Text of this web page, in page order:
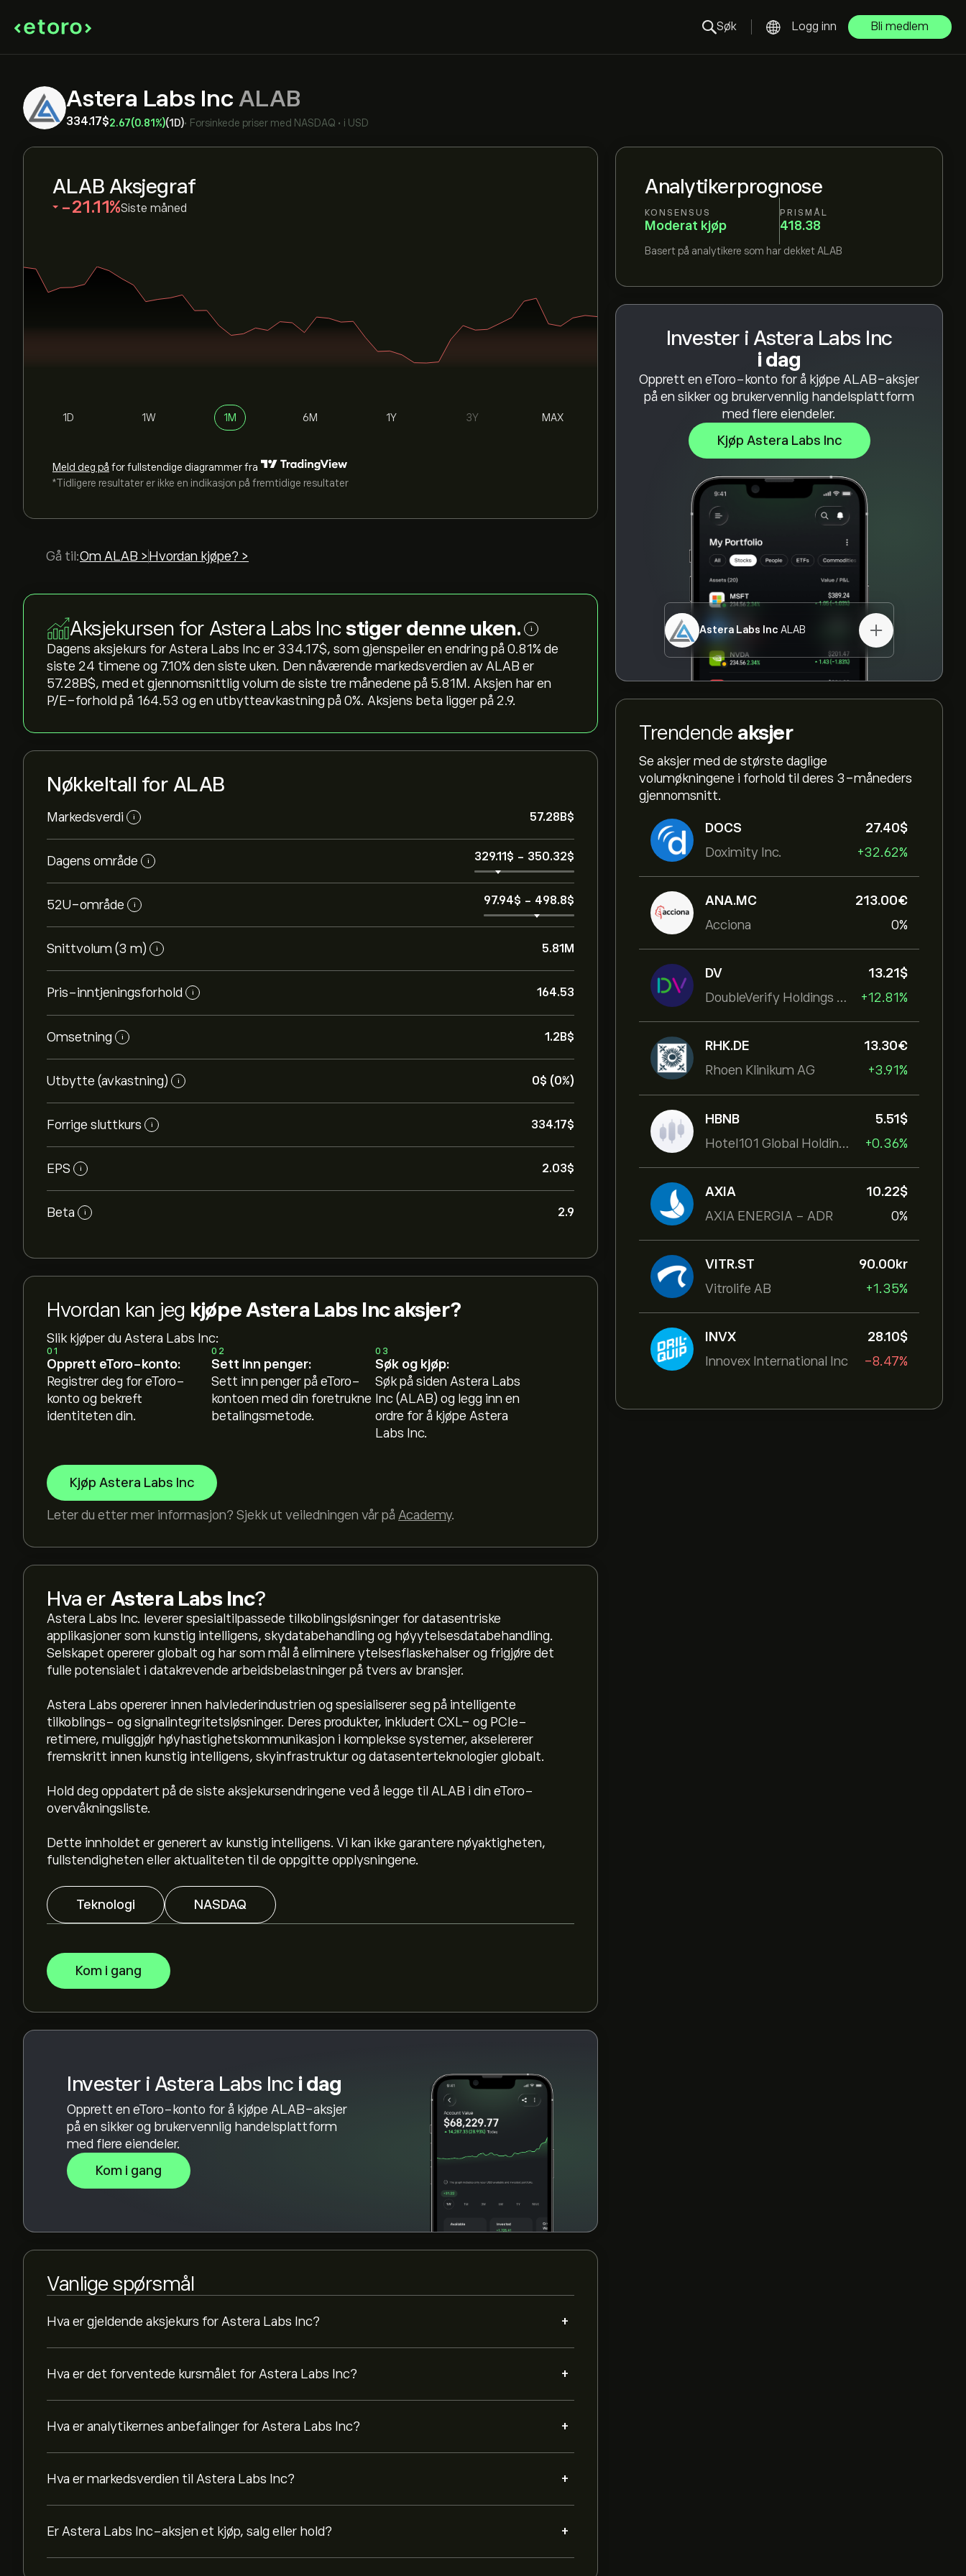
Søk Logg inn Bli medlem
Astera Labs Inc ALAB
334.17‎$‎2.67(0.81%)(1D)• Forsinkede priser med NASDAQ • i USD
Analytikerprognose
KONSENSUS
Moderat kjøp
PRISMÅL
418.38
Basert på analytikere som har dekket ALAB
Invester i Astera Labs Inc
i dag
Opprett en eToro-konto for å kjøpe ALAB-aksjer
på en sikker og brukervennlig handelsplattform
med flere eiendeler.
Kjøp Astera Labs Inc
Astera Labs Inc ALAB
Trendende aksjer
Se aksjer med de største daglige
volumøkningene i forhold til deres 3-måneders
gjennomsnitt.
DOCS
Doximity Inc.
27.40‎$‎
+32.62%
ANA.MC
Acciona
213.00‎€‎
0%
DV
DoubleVerify Holdings Inc
13.21‎$‎
+12.81%
RHK.DE
Rhoen Klinikum AG
13.30‎€‎
+3.91%
HBNB
Hotel101 Global Holdings Corp
5.51‎$‎
+0.36%
AXIA
AXIA ENERGIA - ADR
10.22‎$‎
0%
VITR.ST
Vitrolife AB
90.00‎kr‎
+1.35%
INVX
Innovex International Inc
28.10‎$‎
-8.47%
ALAB Aksjegraf
‎-21.11‎ Siste måned
1D 1W 1M 6M 1Y 3Y MAX
Meld deg på for fullstendige diagrammer fra
*Tidligere resultater er ikke en indikasjon på fremtidige resultater
Gå til:Om ALAB > Hvordan kjøpe? >
Aksjekursen for Astera Labs Incstiger denne uken. i
Dagens aksjekurs for Astera Labs Inc er 334.17‎$‎, som gjenspeiler en endring på ‎0.81‎% de
siste 24 timene og ‎7.10‎% den siste uken. Den nåværende markedsverdien av ALAB er
57.28B‎$‎, med et gjennomsnittlig volum de siste tre månedene på 5.81M. Aksjen har en
P/E-forhold på 164.53 og en utbytteavkastning på 0%. Aksjens beta ligger på 2.9.
Nøkkeltall for ALAB
Markedsverdi i 57.28B‎$‎
Dagens område i 329.11‎$‎ - 350.32‎$‎
52U-område i 97.94‎$‎ - 498.8‎$‎
Snittvolum (3 m) i 5.81M
Pris-inntjeningsforhold i 164.53
Omsetning i 1.2B‎$‎
Utbytte (avkastning) i 0‎$‎ (0%)
Forrige sluttkurs i 334.17‎$‎
EPS i 2.03‎$‎
Beta i 2.9
Hvordan kan jeg kjøpe Astera Labs Inc aksjer?
Slik kjøper du Astera Labs Inc:
01
Opprett eToro-konto:
Registrer deg for eToro-
konto og bekreft
identiteten din.
02
Sett inn penger:
Sett inn penger på eToro-
kontoen med din foretrukne
betalingsmetode.
03
Søk og kjøp:
Søk på siden Astera Labs
Inc (ALAB) og legg inn en
ordre for å kjøpe Astera
Labs Inc.
Kjøp Astera Labs Inc
Leter du etter mer informasjon? Sjekk ut veiledningen vår på Academy.
Hva er Astera Labs Inc?
Astera Labs Inc. leverer spesialtilpassede tilkoblingsløsninger for datasentriske
applikasjoner som kunstig intelligens, skydatabehandling og høyytelsesdatabehandling.
Selskapet opererer globalt og har som mål å eliminere ytelsesflaskehalser og frigjøre det
fulle potensialet i datakrevende arbeidsbelastninger på tvers av bransjer.
Astera Labs opererer innen halvlederindustrien og spesialiserer seg på intelligente
tilkoblings- og signalintegritetsløsninger. Deres produkter, inkludert CXL- og PCIe-
retimere, muliggjør høyhastighetskommunikasjon i komplekse systemer, akselererer
fremskritt innen kunstig intelligens, skyinfrastruktur og datasenterteknologier globalt.
Hold deg oppdatert på de siste aksjekursendringene ved å legge til ALAB i din eToro-
overvåkningsliste.
Dette innholdet er generert av kunstig intelligens. Vi kan ikke garantere nøyaktigheten,
fullstendigheten eller aktualiteten til de oppgitte opplysningene.
Teknologi NASDAQ
Kom i gang
Invester i Astera Labs Inc i dag
Opprett en eToro-konto for å kjøpe ALAB-aksjer
på en sikker og brukervennlig handelsplattform
med flere eiendeler.
Kom i gang
Vanlige spørsmål
Hva er gjeldende aksjekurs for Astera Labs Inc? +
Den nåværende prisen på ALAB er 334.17‎$‎.
Hva er det forventede kursmålet for Astera Labs Inc? +
Det gjennomsnittlige kursmålet for Astera Labs Inc er 334.17‎$‎.
Hva er analytikernes anbefalinger for Astera Labs Inc? +
Analytikere gir forventninger for Astera Labs Inc basert på markedstrender, finansielle
prisbevegelser.
Hva er markedsverdien til Astera Labs Inc? +
Markedsverdien til Astera Labs Inc er 57.28B‎$‎
Er Astera Labs Inc-aksjen et kjøp, salg eller hold? +
Basert på anbefalinger fra 15 analytikere for ALAB de siste 3 månedene, er den generelle
konsensusen Moderat kjøp.